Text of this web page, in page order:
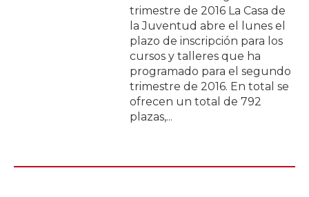
trimestre de 2016 La Casa de
la Juventud abre el lunes el
plazo de inscripción para los
cursos y talleres que ha
programado para el segundo
trimestre de 2016. En total se
ofrecen un total de 792
plazas,...